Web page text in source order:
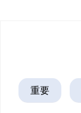
重要